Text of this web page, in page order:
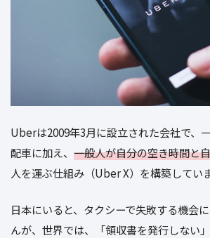
Uberは2009年3月に設立された会社で、
配車に加え、 一般人が自分の空き時間と
人を運ぶ仕組み（Uber X）を構築していま
日本にいると、タクシーで失敗する機会
んが、世界では、「領収書を発行しない